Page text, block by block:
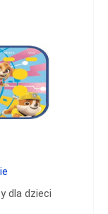
dla dzieci